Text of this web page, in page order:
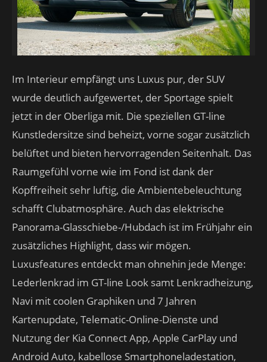
Im Interieur empfängt uns Luxus pur, der SUV
wurde deutlich aufgewertet, der Sportage spielt
jetzt in der Oberliga mit. Die speziellen GT-line
Kunstledersitze sind beheizt, vorne sogar zusätzlich
belüftet und bieten hervorragenden Seitenhalt. Das
Raumgefühl vorne wie im Fond ist dank der
Kopffreiheit sehr luftig, die Ambientebeleuchtung
schafft Clubatmosphäre. Auch das elektrische
Panorama-Glasschiebe-/Hubdach ist im Frühjahr ein
zusätzliches Highlight, dass wir mögen.
Luxusfeatures entdeckt man ohnehin jede Menge:
Lederlenkrad im GT-line Look samt Lenkradheizung,
Navi mit coolen Graphiken und 7 Jahren
Kartenupdate, Telematic-Online-Dienste und
Nutzung der Kia Connect App, Apple CarPlay und
Android Auto, kabellose Smartphoneladestation,